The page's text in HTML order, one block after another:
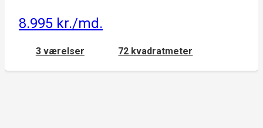
8.995 kr./md.
3 værelser 72 kvadratmeter